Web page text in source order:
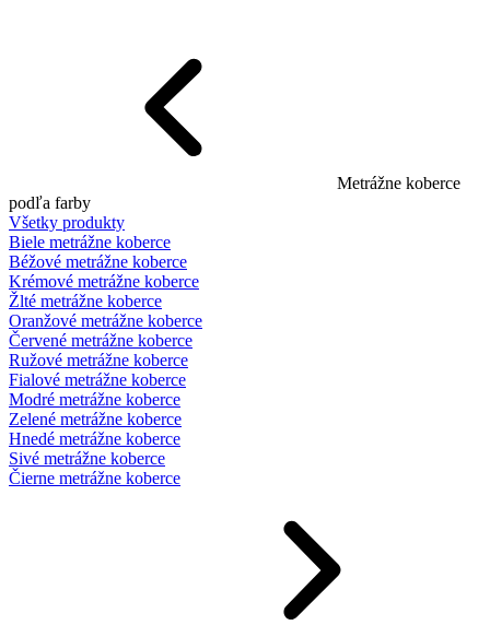
Metrážne koberce
podľa farby
Všetky produkty
Biele metrážne koberce
Béžové metrážne koberce
Krémové metrážne koberce
Žlté metrážne koberce
Oranžové metrážne koberce
Červené metrážne koberce
Ružové metrážne koberce
Fialové metrážne koberce
Modré metrážne koberce
Zelené metrážne koberce
Hnedé metrážne koberce
Sivé metrážne koberce
Čierne metrážne koberce